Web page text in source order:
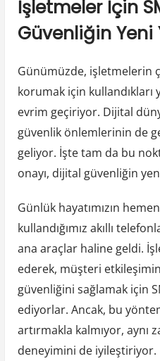
İşletmeler İçin
Güvenliğin Yeni
Günümüzde, işletmelerin
korumak için
evrim geçiriyor. Dijital
güvenlik önlemlerinin de
geliyor. İşte tam da bu
onayı, dijital güvenliğin
Günlük hayatımızın
kullandığımız akıllı
ana araçlar haline geldi.
ederek, müşteri
güvenliğini sağlamak için
ediyorlar. Ancak, bu
artırmakla kalmıyor, aynı
deneyimini de iyileştiriyor.